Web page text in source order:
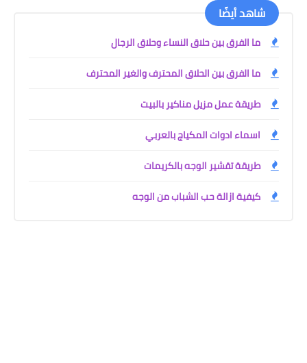
شاهد أيضًا
ما الفرق بين حلاق النساء وحلاق الرجال
ما الفرق بين الحلاق المحترف والغير المحترف
طريقة عمل مزيل مناكير بالبيت
اسماء ادوات المكياج بالعربي
طريقة تقشير الوجه بالكريمات
كيفية ازالة حب الشباب من الوجه